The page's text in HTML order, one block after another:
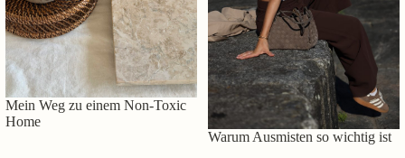
Mein Weg zu einem Non-Toxic
Home
Warum Ausmisten so wichtig ist